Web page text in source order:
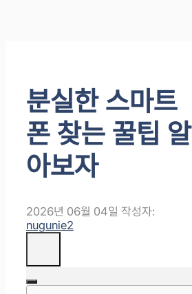
분실한 스마트
폰 찾는 꿀팁 알
아보자
2026년 06월 04일 작성자:
nugunie2